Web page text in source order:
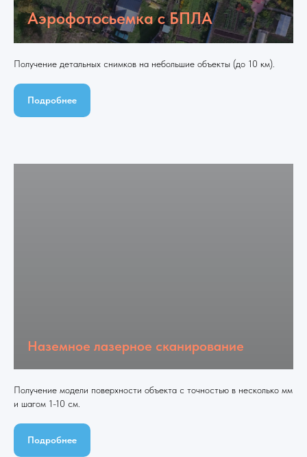
Аэрофотосьемка с БПЛА
Получение детальных снимков на небольшие объекты (до 10 км).
Подробнее
Наземное лазерное сканирование
Получение модели поверхности объекта с точностью в несколько мм
и шагом 1-10 см.
Подробнее